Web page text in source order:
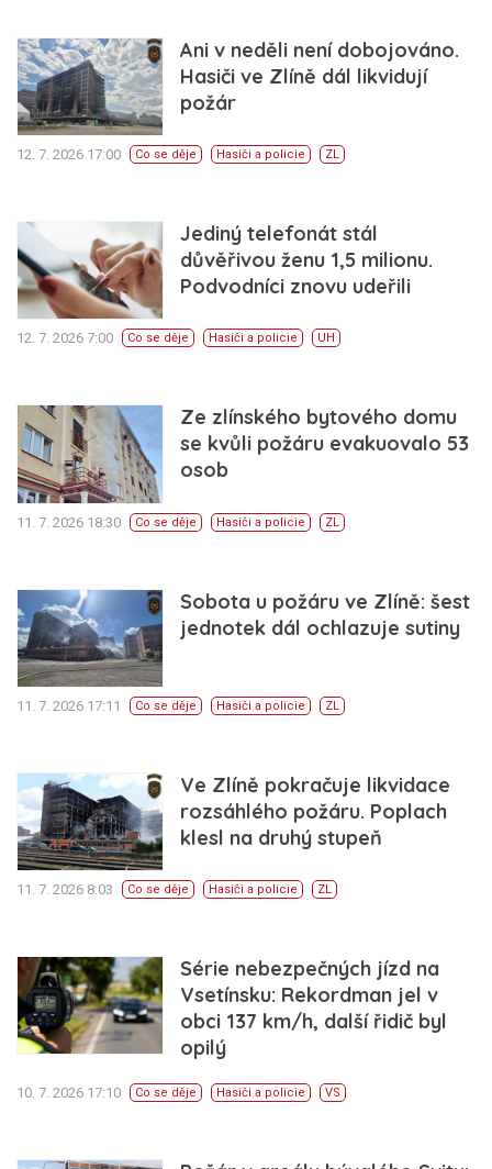
Ani v neděli není dobojováno.
Hasiči ve Zlíně dál likvidují
požár
12. 7. 2026 17:00 Co se děje Hasiči a policie ZL
Jediný telefonát stál
důvěřivou ženu 1,5 milionu.
Podvodníci znovu udeřili
12. 7. 2026 7:00 Co se děje Hasiči a policie UH
Ze zlínského bytového domu
se kvůli požáru evakuovalo 53
osob
11. 7. 2026 18:30 Co se děje Hasiči a policie ZL
Sobota u požáru ve Zlíně: šest
jednotek dál ochlazuje sutiny
11. 7. 2026 17:11 Co se děje Hasiči a policie ZL
Ve Zlíně pokračuje likvidace
rozsáhlého požáru. Poplach
klesl na druhý stupeň
11. 7. 2026 8:03 Co se děje Hasiči a policie ZL
Série nebezpečných jízd na
Vsetínsku: Rekordman jel v
obci 137 km/h, další řidič byl
opilý
10. 7. 2026 17:10 Co se děje Hasiči a policie VS